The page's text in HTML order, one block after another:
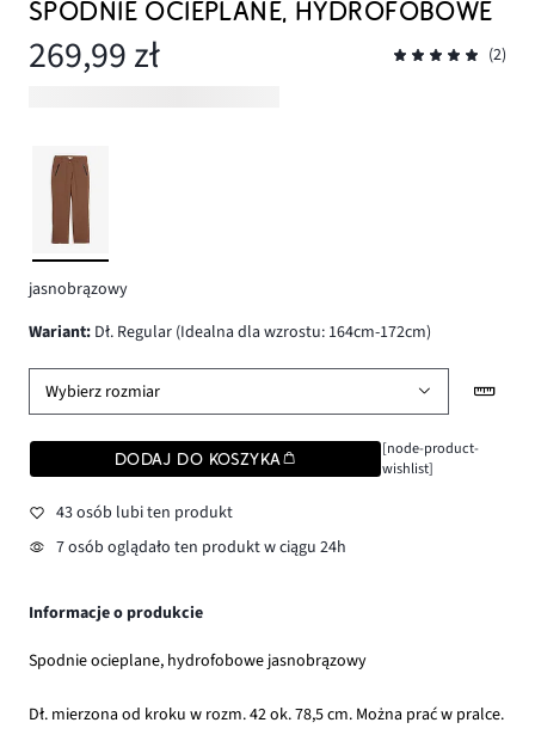
SPODNIE OCIEPLANE, HYDROFOBOWE
269,99 zł (2)
jasnobrązowy
wariant: Dł. Regular (Idealna dla wzrostu: 164cm-172cm)
Wybierz rozmiar
DODAJ DO KOSZYKA
[node-product-
wishlist]
43 osób lubi ten produkt
7 osób oglądało ten produkt w ciągu 24h
Informacje o produkcie
Spodnie ocieplane, hydrofobowe jasnobrązowy
Dł. mierzona od kroku w rozm. 42 ok. 78,5 cm. Można prać w pralce.